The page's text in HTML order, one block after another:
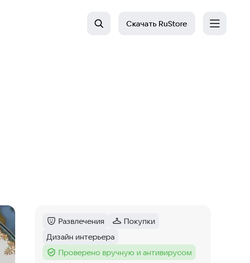
Скачать RuStore
Категория :
Развлечения
Категория:
Покупки
Тег:
Дизайн интерьера
Тег :
Проверено вручную и антивирусом